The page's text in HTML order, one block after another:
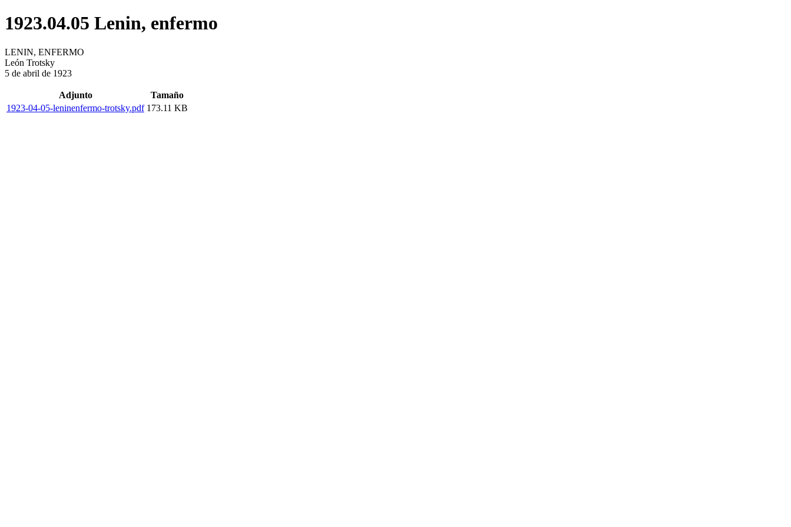
1923.04.05 Lenin, enfermo
LENIN, ENFERMO
León Trotsky
5 de abril de 1923
Adjunto
Tamaño
1923-04-05-leninenfermo-trotsky.pdf 173.11 KB